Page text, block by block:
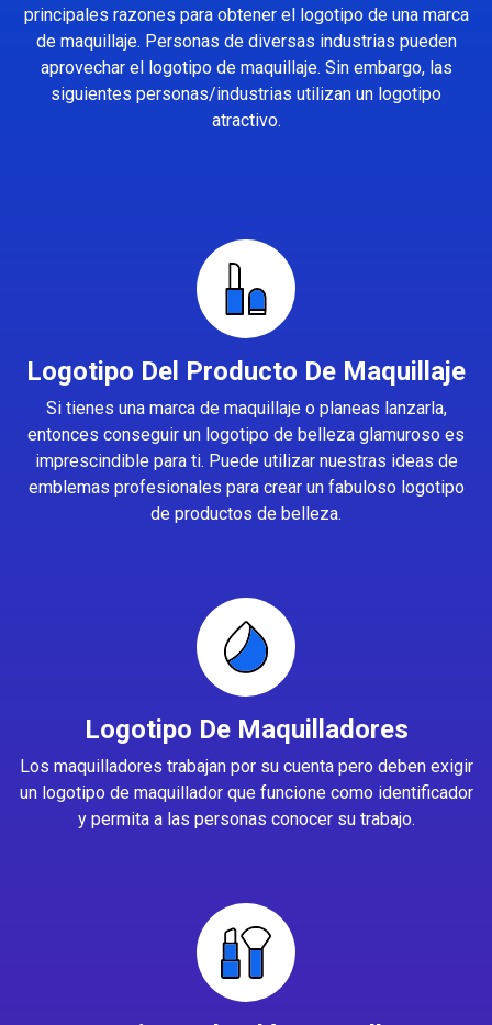
principales razones para obtener el logotipo de una marca
de maquillaje. Personas de diversas industrias pueden
aprovechar el logotipo de maquillaje. Sin embargo, las
siguientes personas/industrias utilizan un logotipo
atractivo.
Logotipo Del Producto De Maquillaje
Si tienes una marca de maquillaje o planeas lanzarla,
entonces conseguir un logotipo de belleza glamuroso es
imprescindible para ti. Puede utilizar nuestras ideas de
emblemas profesionales para crear un fabuloso logotipo
de productos de belleza.
Logotipo De Maquilladores
Los maquilladores trabajan por su cuenta pero deben exigir
un logotipo de maquillador que funcione como identificador
y permita a las personas conocer su trabajo.